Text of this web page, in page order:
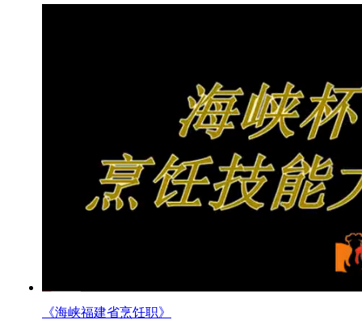
《海峡福建省烹饪职》